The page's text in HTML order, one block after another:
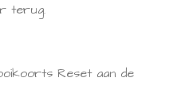
terug.
Reset aan de